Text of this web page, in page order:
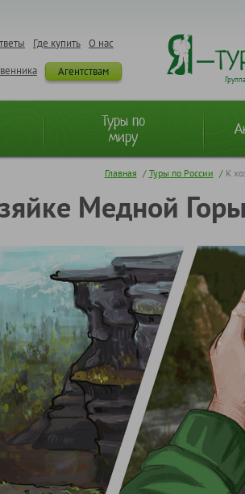
О нас
Где купить
Агентствам
Туры по
миру
Главная / Туры по России / К
Медной